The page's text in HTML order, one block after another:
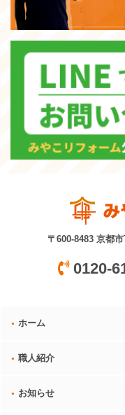
〒600-8483 京都
0120-
ホーム
職人紹介
お知らせ